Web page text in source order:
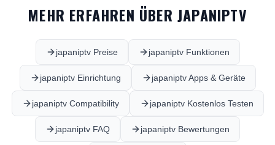
MEHR ERFAHREN ÜBER JAPANIPTV
japaniptv Preise japaniptv Funktionen
japaniptv Einrichtung japaniptv Apps & Geräte
japaniptv Compatibility japaniptv Kostenlos Testen
japaniptv FAQ japaniptv Bewertungen